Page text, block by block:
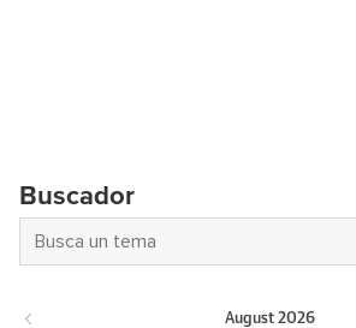
Buscador
August 2026